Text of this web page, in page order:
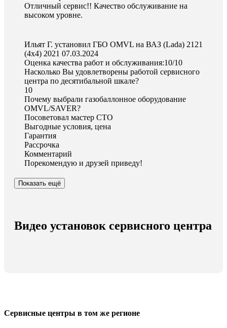
Отличный сервис!! Качество обслуживание на
высоком уровне.
Ильят Г. установил ГБО OMVL на ВАЗ (Lada) 2121
(4x4) 2021 07.03.2024
Оценка качества работ и обслуживания:10/10
Насколько Вы удовлетворены работой сервисного
центра по десятибальной шкале?
10
Почему выбрали газобаллонное оборудование
OMVL/SAVER?
Посоветовал мастер СТО
Выгодные условия, цена
Гарантия
Рассрочка
Комментарий
Порекомендую и друзей приведу!
Показать ещё
Видео установок сервисного центра
Сервисные центры в том же регионе